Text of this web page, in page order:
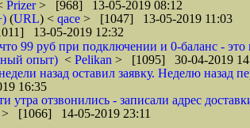
Prizer> [968] 13-05-2019 08:12
(URL) < qace > [1047] 13-05-2019 11:03
13-05-2019 12:32
99 руб при подключении и 0-баланс -
опыт) < Pelikan > [1095] 30-04-2019
назад оставил заявку. Неделю назад
16:35
утра отзвонились - записали адрес
> [1066] 14-05-2019 23:11